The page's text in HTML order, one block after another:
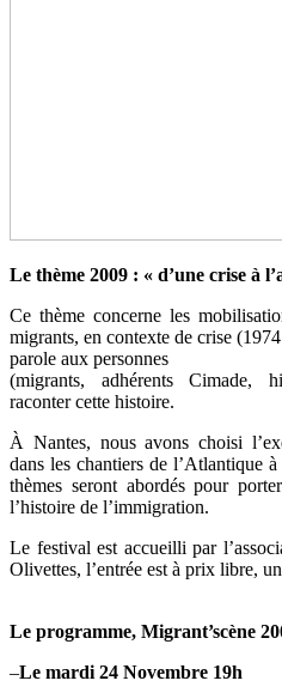
Le thème 2009 : « d’une crise à
Ce thème concerne les
migrants, en contexte de crise
parole aux personnes
(migrants, adhérents Cimade,
raconter cette histoire.
À Nantes, nous avons choisi
dans les chantiers de l’Atlantique
thèmes seront abordés pour
l’histoire de l’immigration.
Le festival est accueilli par
Olivettes, l’entrée est à prix libre,
Le programme, Migrant’scène
–Le mardi 24 Novembre 19h